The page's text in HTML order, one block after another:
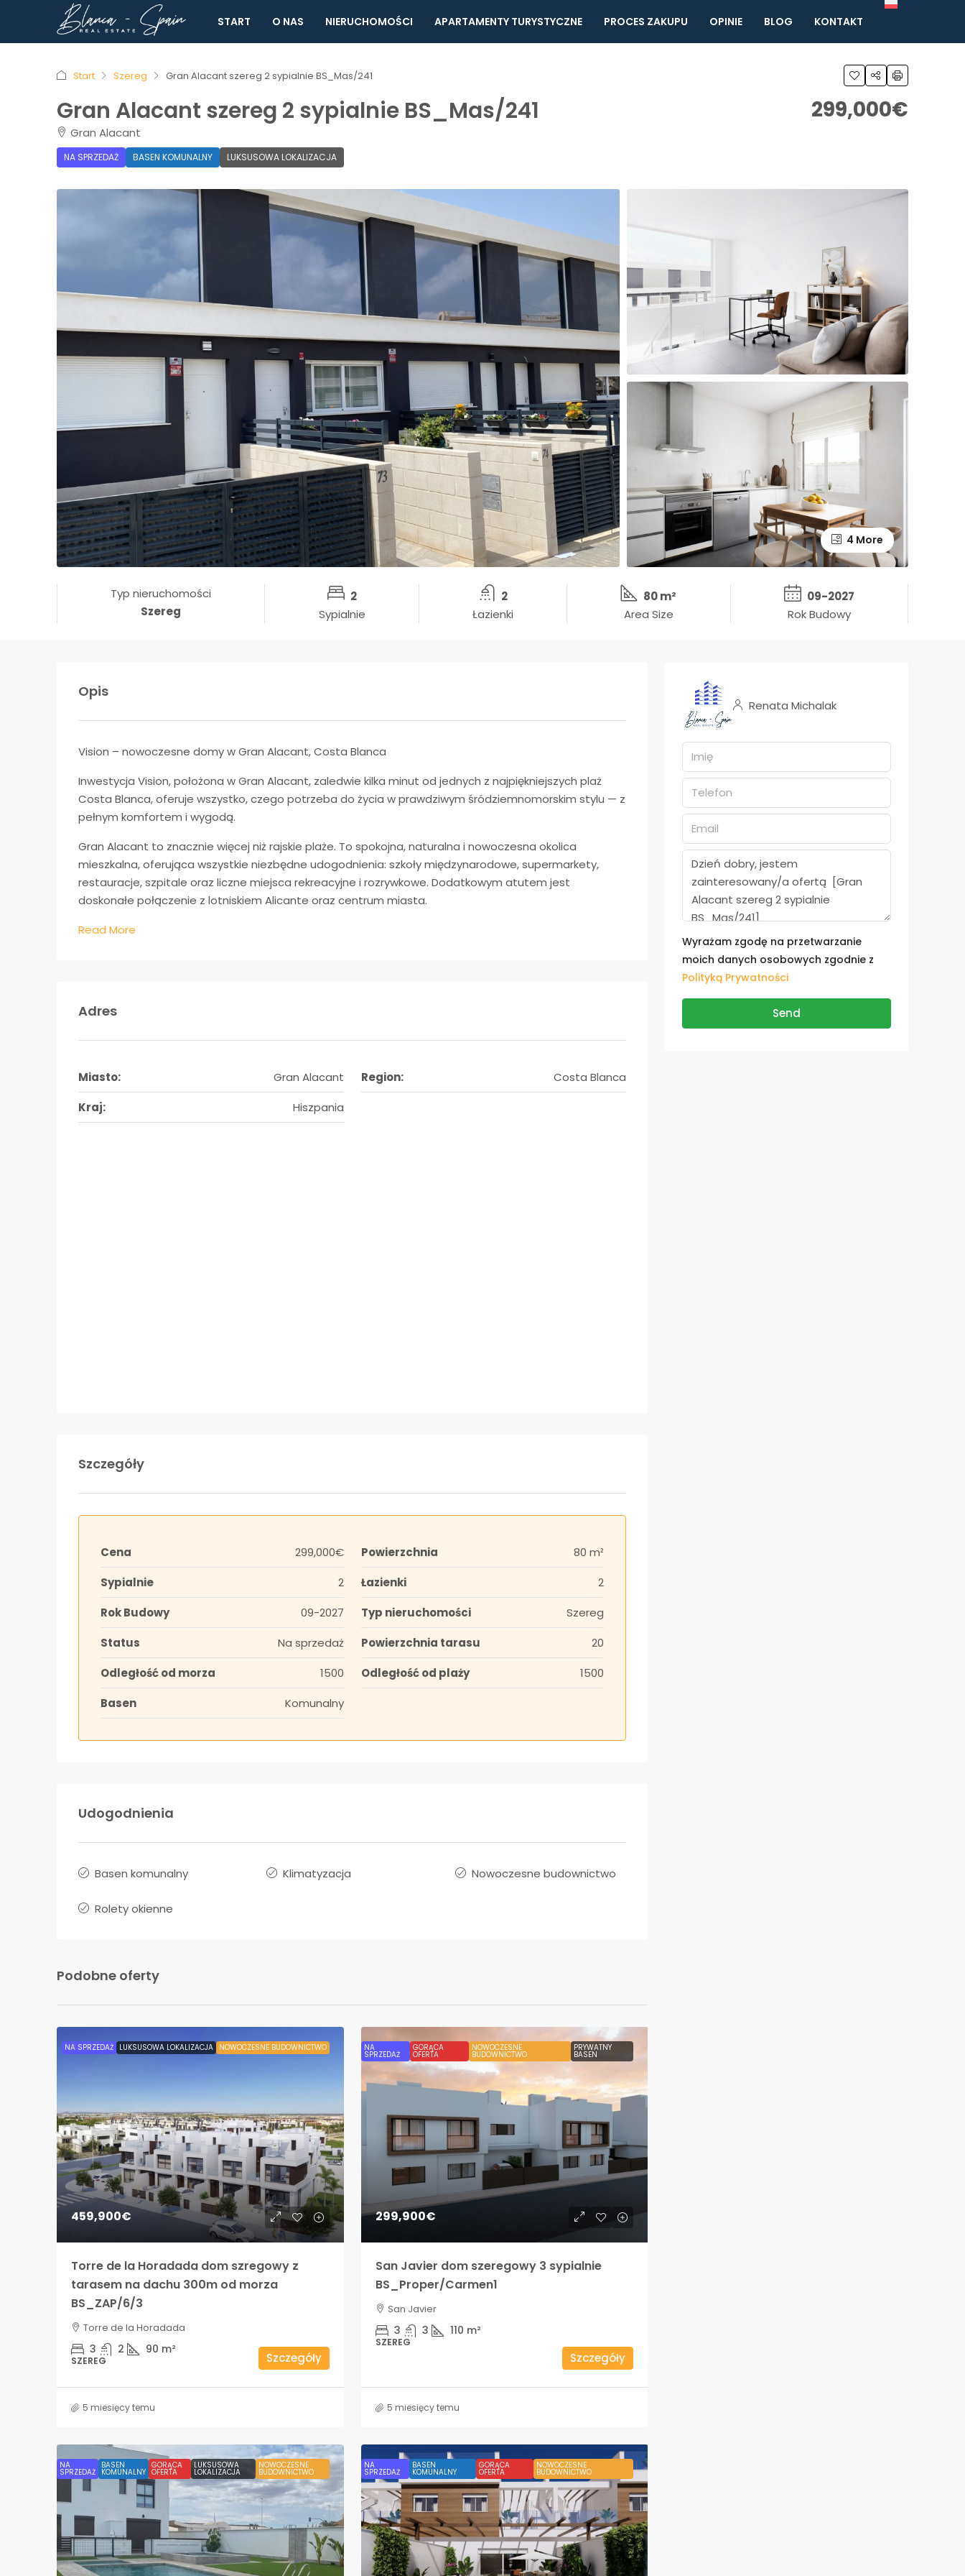
START O NAS NIERUCHOMOŚCI APARTAMENTY TURYSTYCZNE PROCES ZAKUPU OPINIE BLOG KONTAKT
Start Szereg Gran Alacant szereg 2 sypialnie BS_Mas/241
Gran Alacant szereg 2 sypialnie BS_Mas/241
Gran Alacant
NA SPRZEDAŻ BASEN KOMUNALNY LUKSUSOWA LOKALIZACJA
299,000€
4 More
Typ nieruchomości
Szereg
2
Sypialnie
2
Łazienki
80 m²
Area Size
09-2027
Rok Budowy
Opis
Vision – nowoczesne domy w Gran Alacant, Costa Blanca
Inwestycja Vision, położona w Gran Alacant, zaledwie kilka minut od jednych z najpiękniejszych plaż
Costa Blanca, oferuje wszystko, czego potrzeba do życia w prawdziwym śródziemnomorskim stylu — z
pełnym komfortem i wygodą.
Gran Alacant to znacznie więcej niż rajskie plaże. To spokojna, naturalna i nowoczesna okolica
mieszkalna, oferująca wszystkie niezbędne udogodnienia: szkoły międzynarodowe, supermarkety,
restauracje, szpitale oraz liczne miejsca rekreacyjne i rozrywkowe. Dodatkowym atutem jest
doskonałe połączenie z lotniskiem Alicante oraz centrum miasta.
Read More
Adres
Miasto: Gran Alacant Region:
Costa Blanca
Kraj:
Hiszpania
Szczegóły
Cena 299,000€ Powierzchnia
80 m²
Sypialnie
2 Łazienki
2
Rok Budowy
09-2027 Typ nieruchomości
Szereg
Status
Na sprzedaż Powierzchnia tarasu
20
Odległość od morza
1500 Odległość od plaży
1500
Basen
Komunalny
Udogodnienia
Basen komunalny Klimatyzacja Nowoczesne budownictwo
Rolety okienne
Podobne oferty
NA SPRZEDAŻ LUKSUSOWA LOKALIZACJA NOWOCZESNE BUDOWNICTWO
459,900€
Torre de la Horadada dom szregowy z
tarasem na dachu 300m od morza
BS_ZAP/6/3
Torre de la Horadada
3 2 90 m²
SZEREG Szczegóły
5 miesięcy temu
NA
SPRZEDAŻ
GORĄCA
OFERTA
NOWOCZESNE
BUDOWNICTWO
PRYWATNY
BASEN
299,900€
San Javier dom szeregowy 3 sypialnie
BS_Proper/Carmen1
San Javier
3 3 110 m²
SZEREG
Szczegóły
5 miesięcy temu
NA
SPRZEDAŻ
BASEN
KOMUNALNY
GORĄCA
OFERTA
LUKSUSOWA
LOKALIZACJA
NOWOCZESNE
BUDOWNICTWO
NA
SPRZEDAŻ
BASEN
KOMUNALNY
GORĄCA
OFERTA
NOWOCZESNE
BUDOWNICTWO
Renata Michalak
Wyrażam zgodę na przetwarzanie
moich danych osobowych zgodnie z
Polityką Prywatności
Send